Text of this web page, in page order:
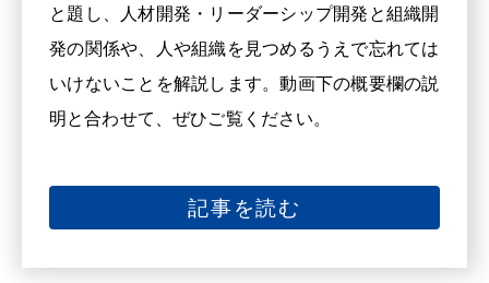
と題し、人材開発・リーダーシップ開発と組織開
発の関係や、人や組織を見つめるうえで忘れては
いけないことを解説します。動画下の概要欄の説
明と合わせて、ぜひご覧ください。
記事を読む